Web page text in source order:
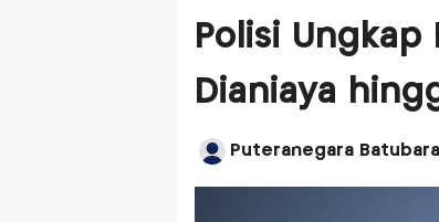
Polisi
Dianiaya
Puteranegara Batubara